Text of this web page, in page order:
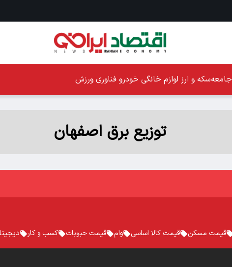
جامعهسکه و ارز لوازم خانگی خودرو فناوری ورزش
توزیع برق اصفهان
قیمت مسکن قیمت کالا اساسی وام قیمت حبوبات کسب و کار